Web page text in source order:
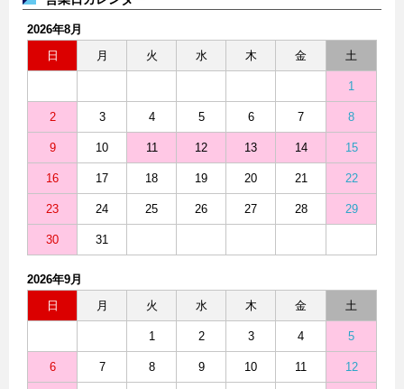
2026年8月
日
月 火 水 木 金 土
1
2 3 4 5 6 7 8
9 10 11 12 13 14 15
16 17 18 19 20 21 22
23 24 25 26 27 28 29
30 31
2026年9月
日
月 火 水 木 金 土
1 2 3 4 5
6 7 8 9 10 11 12